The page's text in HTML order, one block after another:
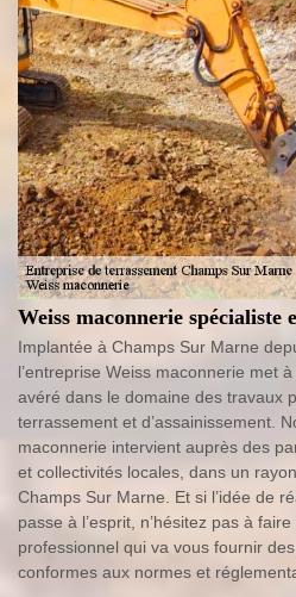
Weiss maconnerie spécialiste
Implantée à Champs Sur Marne
l’entreprise Weiss maconnerie met
avéré dans le domaine des travaux
terrassement et d’assainissement.
maconnerie intervient auprès des
et collectivités locales, dans un
Champs Sur Marne. Et si l’idée de
passe à l’esprit, n’hésitez pas à
professionnel qui va vous fournir
conformes aux normes et